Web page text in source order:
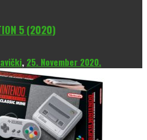
5 (2020)
, 25. November 2020.